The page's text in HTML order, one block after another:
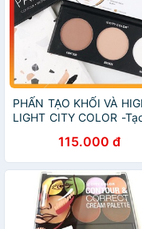
PHẤN TẠO KHỐI VÀ
LIGHT CITY COLOR -
115.000 đ